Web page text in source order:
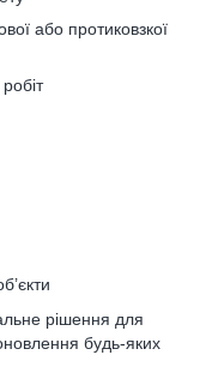
або протиковзкої
рішення для
будь-яких